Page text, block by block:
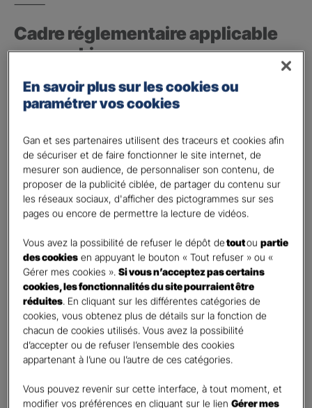
⸻
Cadre réglementaire applicable
aux cookies
Conformément à la réglementation en vigueur, certains
cookies nécessitent une information préalable et, le cas
échéant, votre consentement explicite.
• des cookies liés à la publicité personnalisée;
• de certains cookies de mesure d’audience;
• des cookies issus des réseaux sociaux, notamment via
les boutons de partage, lorsqu’ils collectent des données
personnelles sans consentement.
Nous précisons queGan Assurances n’exploite pas ce
type de cookies sur son site internet, sauf mention
explicite et accord de votre part.
⸻
Expression et gestion de votre
consentement
la poursuite de votre navigation après affichage du
En savoir plus sur les cookies ou
paramétrer vos cookies
Gan et ses partenaires utilisent des traceurs et cookies afin
de sécuriser et de faire fonctionner le site internet, de
mesurer son audience, de personnaliser son contenu, de
proposer de la publicité ciblée, de partager du contenu sur
les réseaux sociaux, d'afficher des pictogrammes sur ses
pages ou encore de permettre la lecture de vidéos.
Vous avez la possibilité de refuser le dépôt detoutoupartie
des cookies en appuyant le bouton « Tout refuser » ou «
Gérer mes cookies ».Si vous n’acceptez pas certains
cookies, les fonctionnalités du site pourraient être
réduites. En cliquant sur les différentes catégories de
cookies, vous obtenez plus de détails sur la fonction de
chacun de cookies utilisés. Vous avez la possibilité
d’accepter ou de refuser l’ensemble des cookies
appartenant à l’une ou l’autre de ces catégories.
Vous pouvez revenir sur cette interface, à tout moment, et
modifier vos préférences en cliquant sur le lienGérer mes